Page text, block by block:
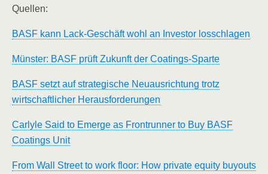
Quellen:
BASF kann Lack-Geschäft wohl an Investor losschlagen
Münster: BASF prüft Zukunft der Coatings-Sparte
BASF setzt auf strategische Neuausrichtung trotz
wirtschaftlicher Herausforderungen
Carlyle Said to Emerge as Frontrunner to Buy BASF
Coatings Unit
From Wall Street to work floor: How private equity buyouts